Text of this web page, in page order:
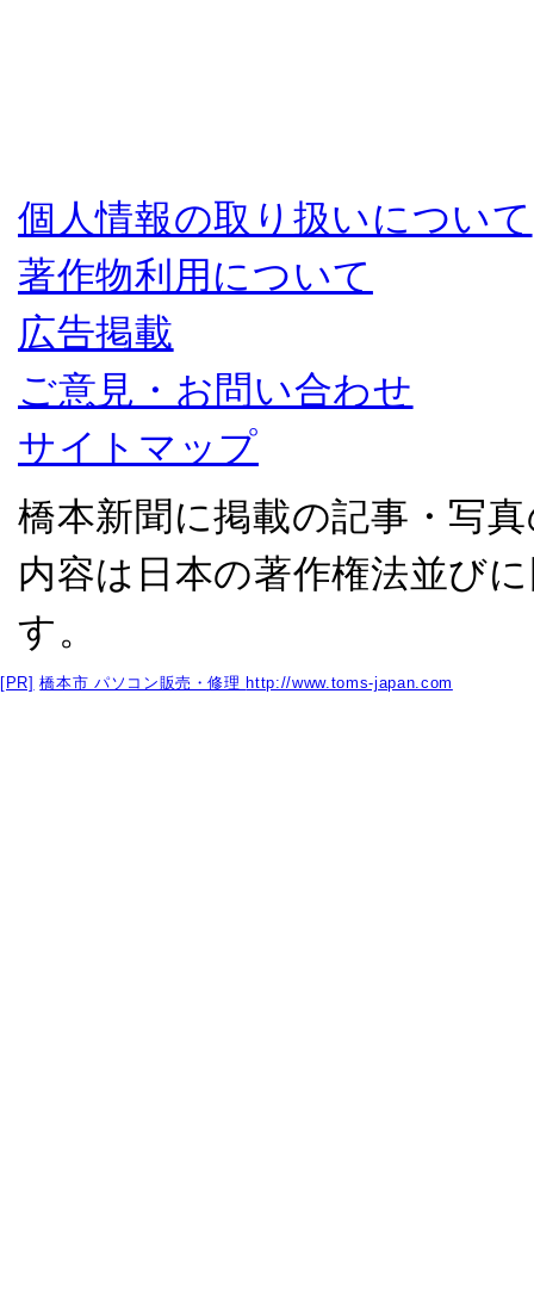
個人情報の取り扱いについて
著作物利用について
広告掲載
ご意見・お問い合わせ
サイトマップ
橋本新聞に掲載の記事・写
内容は日本の著作権法並び
す。
[PR] 橋本市 パソコン販売・修理 http://www.toms-japan.com